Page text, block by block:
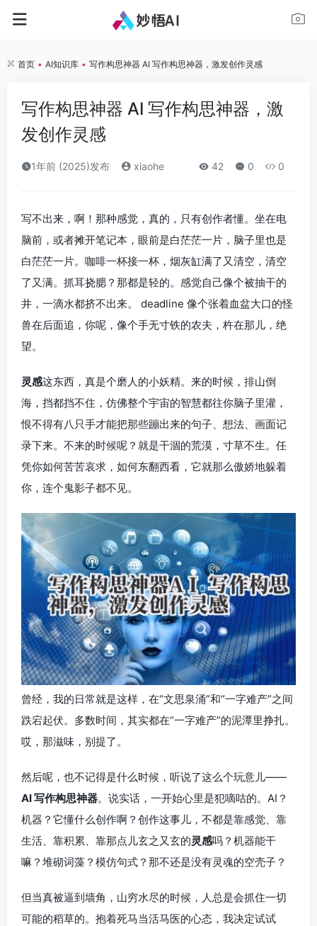
首页 • AI知识库 • 写作构思神器 AI 写作构思神器，激发创作灵感
写作构思神器 AI 写作构思神器，激
发创作灵感
1年前 (2025)发布 xiaohe 42 0 0
写不出来，啊！那种感觉，真的，只有创作者懂。坐在电
脑前，或者摊开笔记本，眼前是白茫茫一片，脑子里也是
白茫茫一片。咖啡一杯接一杯，烟灰缸满了又清空，清空
了又满。抓耳挠腮？那都是轻的。感觉自己像个被抽干的
井，一滴水都挤不出来。 deadline 像个张着血盆大口的怪
兽在后面追，你呢，像个手无寸铁的农夫，杵在那儿，绝
望。
灵感这东西，真是个磨人的小妖精。来的时候，排山倒
海，挡都挡不住，仿佛整个宇宙的智慧都往你脑子里灌，
恨不得有八只手才能把那些蹦出来的句子、想法、画面记
录下来。不来的时候呢？就是干涸的荒漠，寸草不生。任
凭你如何苦苦哀求，如何东翻西看，它就那么傲娇地躲着
你，连个鬼影子都不见。
曾经，我的日常就是这样，在“文思泉涌”和“一字难产”之间
跌宕起伏。多数时间，其实都在“一字难产”的泥潭里挣扎。
哎，那滋味，别提了。
然后呢，也不记得是什么时候，听说了这么个玩意儿——
AI 写作构思神器。说实话，一开始心里是犯嘀咕的。AI？
机器？它懂什么创作啊？创作这事儿，不都是靠感觉、靠
生活、靠积累、靠那点儿玄之又玄的灵感吗？机器能干
嘛？堆砌词藻？模仿句式？那不还是没有灵魂的空壳子？
但当真被逼到墙角，山穷水尽的时候，人总是会抓住一切
可能的稻草的。抱着死马当活马医的心态，我决定试试